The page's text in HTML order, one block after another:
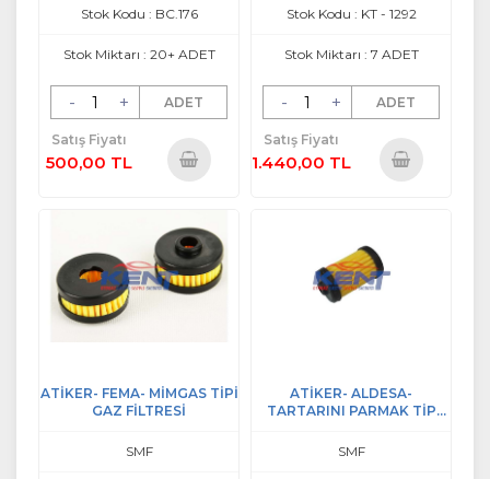
Stok Kodu : BC.176
Stok Miktarı : 20+ ADET
- + ADET
Satış Fiyatı
500,00 TL
Stok Kodu : KT - 1292
Stok Miktarı : 7 ADET
- + ADET
Satış Fiyatı
1.440,00 TL
ATİKER- FEMA- MİMGAS TİPİ
GAZ FİLTRESİ
SMF
ATİKER- ALDESA-
TARTARINI PARMAK TİP
SMF